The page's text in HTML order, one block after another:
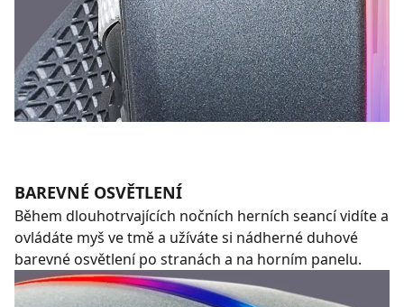
BAREVNÉ OSVĚTLENÍ
Během dlouhotrvajících nočních herních seancí vidíte a
ovládáte myš ve tmě a užíváte si nádherné duhové
barevné osvětlení po stranách a na horním panelu.